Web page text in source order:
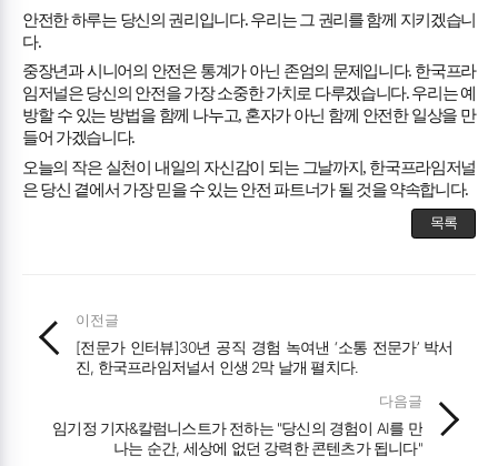
안전한 하루는 당신의 권리입니다.우리는 그 권리를 함께 지키겠습니
다.
중장년과 시니어의 안전은 통계가 아닌 존엄의 문제입니다. 한국프라
임저널은 당신의 안전을 가장 소중한 가치로 다루겠습니다.우리는 예
방할 수 있는 방법을 함께 나누고, 혼자가 아닌 함께 안전한 일상을 만
들어 가겠습니다.
오늘의 작은 실천이 내일의 자신감이 되는 그날까지 , 한국프라임저널
은 당신 곁에서 가장 믿을 수 있는 안전 파트너가 될 것을 약속합니다.
목록
이전글
[전문가 인터뷰]30년 공직 경험 녹여낸 ‘소통 전문가’ 박서
진, 한국프라임저널서 인생 2막 날개 펼치다.
다음글
임기정 기자&칼럼니스트가 전하는 "당신의 경험이 AI를 만
나는 순간, 세상에 없던 강력한 콘텐츠가 됩니다"